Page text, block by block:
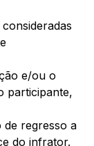
e/ou o
participante,
de regresso a
do infrator.